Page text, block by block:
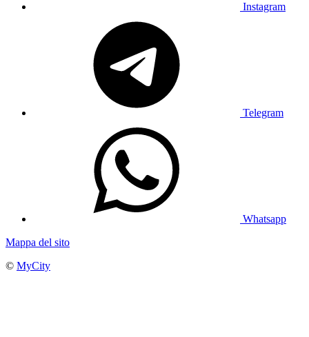
Instagram
Telegram
Whatsapp
Mappa del sito
© MyCity